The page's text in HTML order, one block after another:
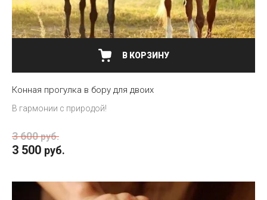
В КОРЗИНУ
Конная прогулка в бору для двоих
В гармонии с природой!
3 600 руб.
3 500 руб.